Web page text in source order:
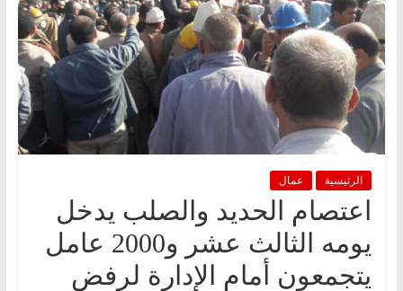
الرئيسية عمال
اعتصام الحديد والصلب يدخل
يومه الثالث عشر و2000 عامل
يتجمعون أمام الإدارة لرفض